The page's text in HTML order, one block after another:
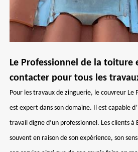
Le Professionnel de la toiture
contacter pour tous les
Pour les travaux de zinguerie, le couvreur Le
est expert dans son domaine. Il est capable
travail digne d’un professionnel. Les clients
souvent en raison de son expérience, son